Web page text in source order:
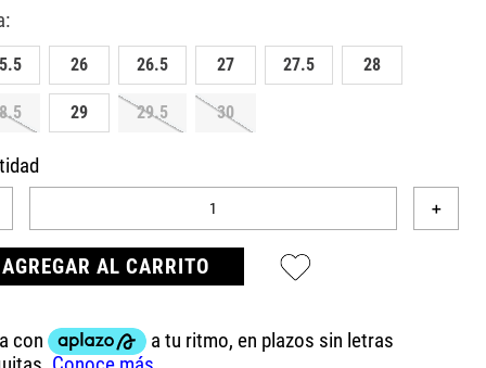
26 26.5 27 27.5 28
29 29.5 30
＋
AGREGAR AL CARRITO